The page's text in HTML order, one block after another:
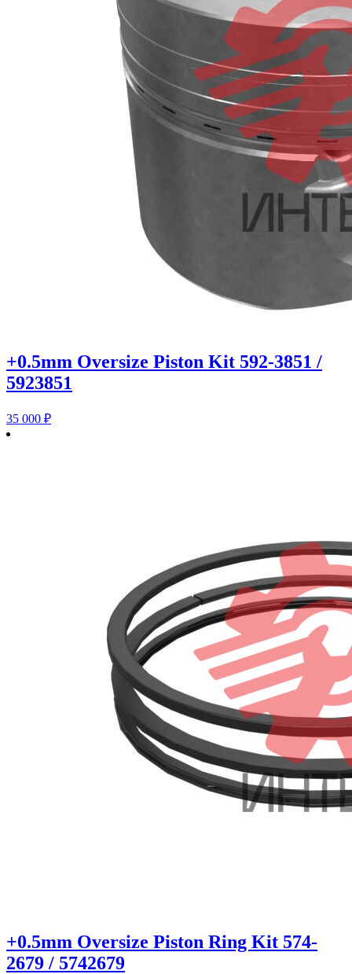
+0.5mm Oversize Piston Kit 592-3851 /
5923851
35 000 ₽
+0.5mm Oversize Piston Ring Kit 574-
2679 / 5742679